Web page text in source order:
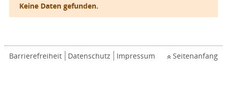
Keine Daten gefunden.
Barrierefreiheit Datenschutz Impressum Seitenanfang